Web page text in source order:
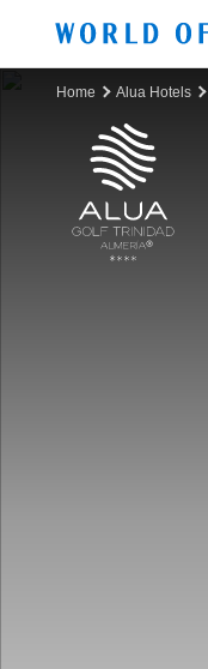
Home Alua Hotels